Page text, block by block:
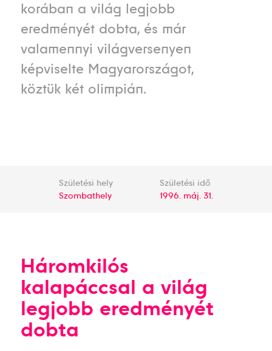
korában a világ legjobb
eredményét dobta, és már
valamennyi világversenyen
képviselte Magyarországot,
köztük két olimpián.
Születési hely
Szombathely
Születési idő
1996. máj. 31.
Háromkilós
kalapáccsal a világ
legjobb eredményét
dobta